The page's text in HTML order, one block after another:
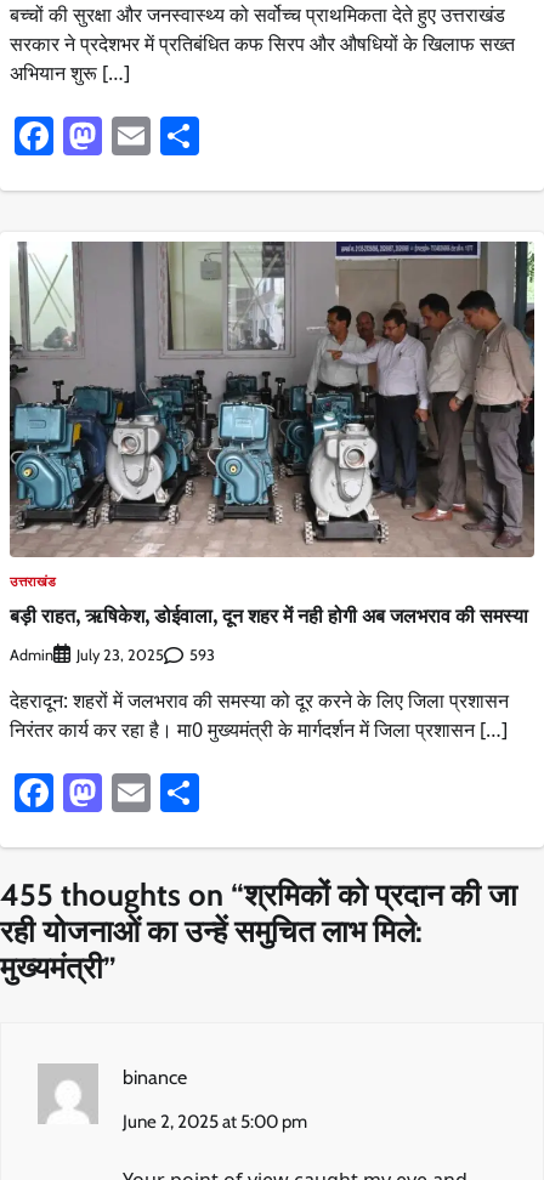
बच्चों की सुरक्षा और जनस्वास्थ्य को सर्वोच्च प्राथमिकता देते हुए उत्तराखंड
सरकार ने प्रदेशभर में प्रतिबंधित कफ सिरप और औषधियों के खिलाफ सख्त
अभियान शुरू […]
Facebook
Mastodon
Email
उत्तराखंड
बड़ी राहत, ऋषिकेश, डोईवाला, दून शहर में नही होगी अब जलभराव की समस्या
Admin July 23, 2025 593
देहरादून: शहरों में जलभराव की समस्या को दूर करने के लिए जिला प्रशासन
निरंतर कार्य कर रहा है। मा0 मुख्यमंत्री के मार्गदर्शन में जिला प्रशासन […]
Facebook
Mastodon
Email
455 thoughts on “श्रमिकों को प्रदान की जा
रही योजनाओं का उन्हें समुचित लाभ मिले:
मुख्यमंत्री”
binance
June 2, 2025 at 5:00 pm